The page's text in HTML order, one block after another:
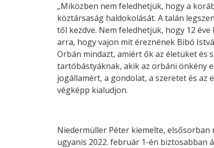
„Miközben nem feledhetjük, hogy a
köztársaság haldokolását. A talán
től kezdve. Nem feledhetjük, hogy 12
arra, hogy vajon mit éreznének Bibó
Orbán mindazt, amiért ők az életüket és
tartóbástyáknak, akik az orbáni önkény
jogállamért, a gondolat, a szeretet és az
végképp kialudjon.
Niedermüller Péter kiemelte,
ugyanis 2022. február 1-én biztosabban